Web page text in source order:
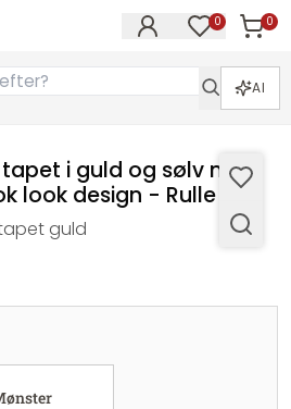
0 0
Varer
AI
i guld og sølv non-
look design - Rulle
guld